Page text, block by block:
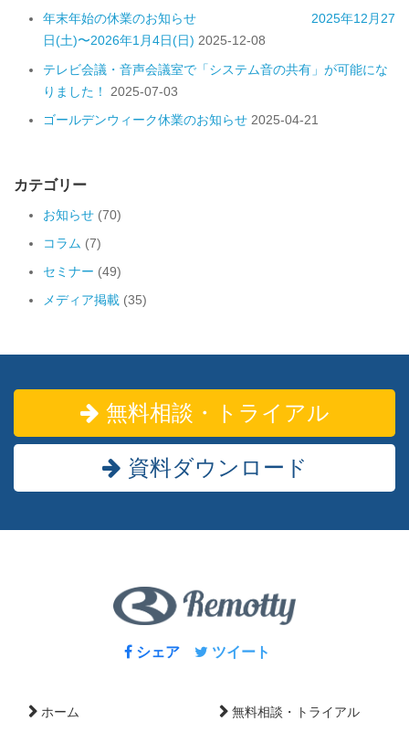
年末年始の休業のお知らせ 2025年12月27
日(土)〜2026年1月4日(日) 2025-12-08
テレビ会議・音声会議室で「システム音の共有」が可能にな
りました！
2025-07-03
ゴールデンウィーク休業のお知らせ 2025-04-21
カテゴリー
お知らせ (70)
コラム (7)
セミナー (49)
メディア掲載 (35)
無料相談・トライアル
資料ダウンロード
シェア ツイート
ホーム 無料相談・トライアル